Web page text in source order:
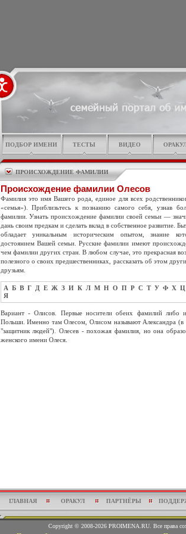
ПОДБОР ИМЕНИ ТЕСТЫ ВИДЕО
ПРОИСХОЖДЕНИЕ ФАМИЛИИ
Происхождение фамилии Олесов
Фамилия это имя Вашего рода, единое для всех
«семья»). Приблизьтесь к познанию самого себя, узнав
фамилии. Узнать происхождение фамилии своей семьи —
дань своим предкам и сделать вклад в собственное развитие.
обладает уникальным историческим опытом, знание
достоянием Вашей семьи. Русские фамилии имеют
чем фамилии других стран. В любом случае, это прекрасная
полезного о своих предшественниках, рассказать об этом
друзьям.
А Б В Г Д Е Ж З И К Л М Н О П Р С Т У Ф Х Ц
Я
Вариант - Олисов. Первые носители обеих фамилий либо
Польши. Именно там Олесом, Олисом называют Александра (в
"защитник людей"). Олесев - похожая фамилия, но она
женского имени Олеся.
ГЛАВНАЯ ОРАКУЛ ПАРТНЁРЫ
Copyright © 2008-2026 PROIMENA.RU. Все права